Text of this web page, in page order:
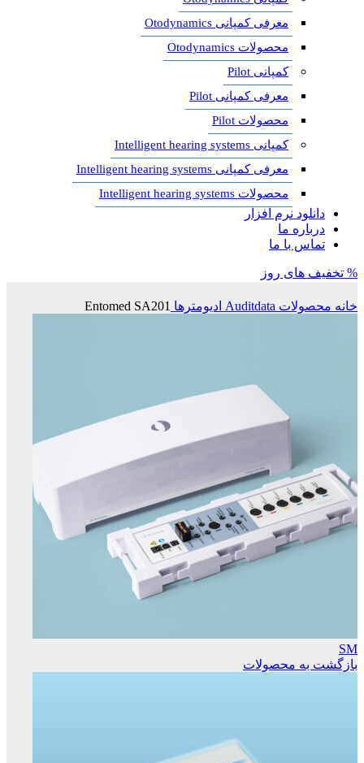
معرفی کمپانی Otodynamics
محصولات Otodynamics
کمپانی Pilot
معرفی کمپانی Pilot
محصولات Pilot
کمپانی Intelligent hearing systems
معرفی کمپانی Intelligent hearing systems
محصولات Intelligent hearing systems
دانلود نرم افزار
درباره ما
تماس با ما
% تخفیف های روز
خانه محصولات Auditdata ادیومترها Entomed SA201
SM
بازگشت به محصولات